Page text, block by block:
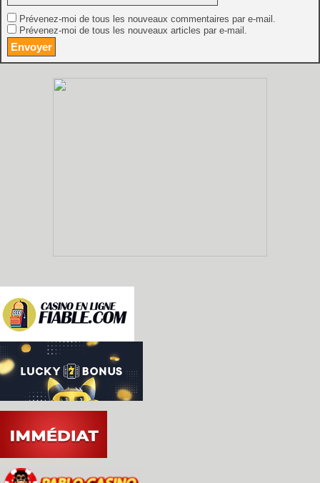
Prévenez-moi de tous les nouveaux commentaires par e-mail.
Prévenez-moi de tous les nouveaux articles par e-mail.